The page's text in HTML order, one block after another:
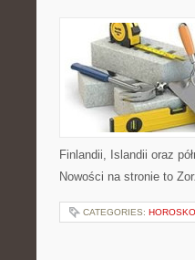
Finlandii, Islandii oraz
Nowości na stronie to
CATEGORIES: